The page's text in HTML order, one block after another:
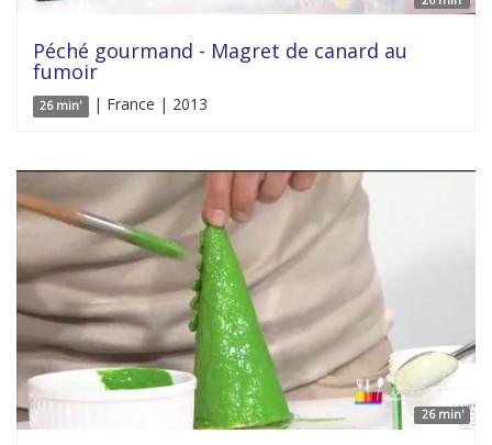
Péché gourmand - Magret de canard au
fumoir
26 min' | France | 2013
26 min'